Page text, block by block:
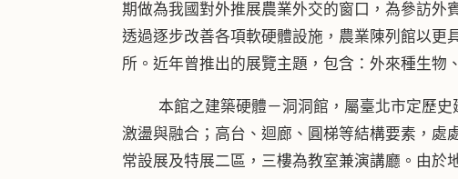
期做為我國對外推展農業外交的窗口，為參訪外
透過逐步改善各項軟硬體設施，農業陳列館以更
所。近年曾推出的展覽主題，包含：外來種生物
本館之建築硬體－洞洞館，屬臺北市定歷史
激盪與融合；高台、迴廊、圓梯等結構要素，
常設展及特展二區，三樓為教室兼演講廳。由於